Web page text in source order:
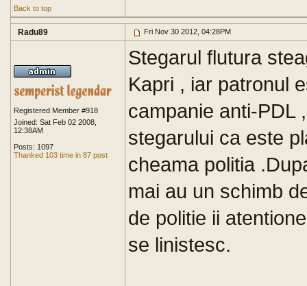
Back to top
Radu89 Fri Nov 30 2012, 04:28PM
Registered Member #918
Joined: Sat Feb 02 2008,
12:38AM
Posts: 1097
Thanked 103 time in 87 post
Stegarul flutura
Kapri , iar patronul
campanie anti-PDL
stegarului ca este
cheama politia
mai au un schimb
de politie ii
se linistesc.